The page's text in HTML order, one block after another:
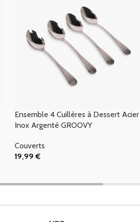
Ensemble 4 Cuillères à Dessert Acier
Inox Argenté GROOVY
Couverts
19,99€